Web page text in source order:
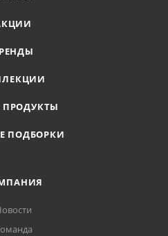
ПОДБОРКИ